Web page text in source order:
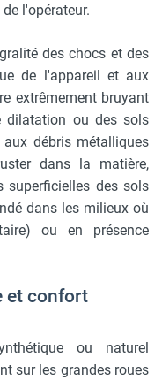
l'opérateur.
des chocs et des
de l'appareil et aux
extrêmement bruyant
dilatation ou des sols
débris métalliques
dans la matière,
superficielles des sols
dans les milieux où
ou en présence
et confort
ou naturel
sur les grandes roues